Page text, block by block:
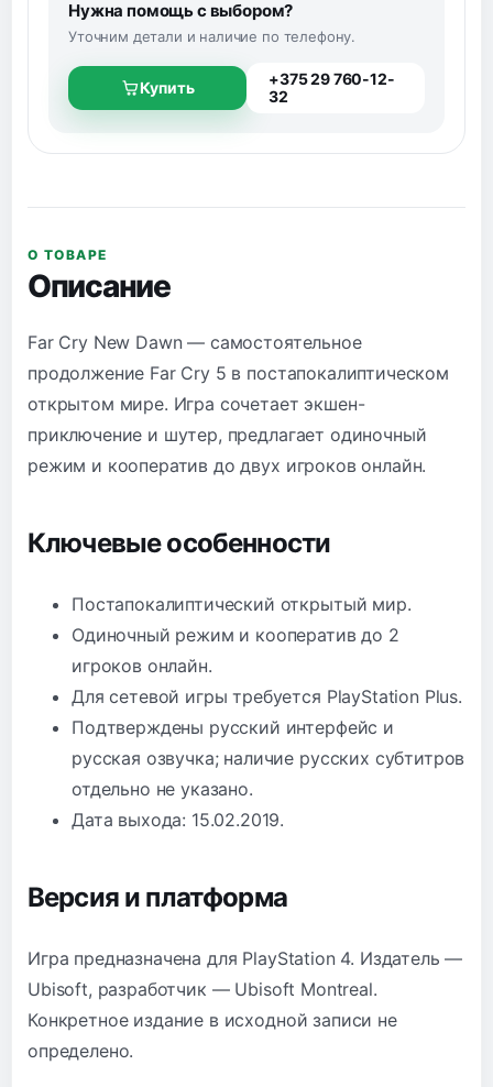
Нужна помощь с выбором?
Уточним детали и наличие по телефону.
Купить
+375 29 760-12-
32
О ТОВАРЕ
Описание
Far Cry New Dawn — самостоятельное
продолжение Far Cry 5 в постапокалиптическом
открытом мире. Игра сочетает экшен-
приключение и шутер, предлагает одиночный
режим и кооператив до двух игроков онлайн.
Ключевые особенности
Постапокалиптический открытый мир.
Одиночный режим и кооператив до 2
игроков онлайн.
Для сетевой игры требуется PlayStation Plus.
Подтверждены русский интерфейс и
русская озвучка; наличие русских субтитров
отдельно не указано.
Дата выхода: 15.02.2019.
Версия и платформа
Игра предназначена для PlayStation 4. Издатель —
Ubisoft, разработчик — Ubisoft Montreal.
Конкретное издание в исходной записи не
определено.